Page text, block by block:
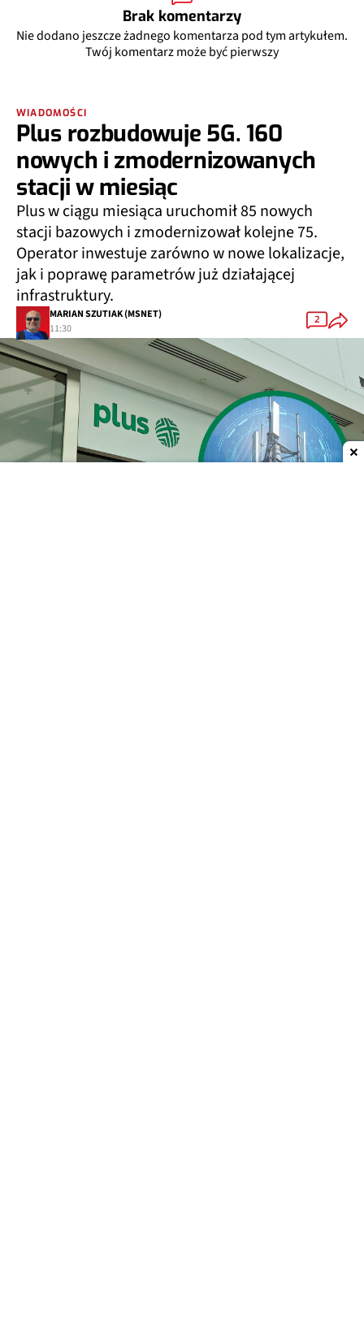
Brak komentarzy
Nie dodano jeszcze żadnego komentarza pod tym artykułem.
Twój komentarz może być pierwszy
WIADOMOŚCI
Plus rozbudowuje 5G. 160
nowych i zmodernizowanych
stacji w miesiąc
Plus w ciągu miesiąca uruchomił 85 nowych
stacji bazowych i zmodernizował kolejne 75.
Operator inwestuje zarówno w nowe lokalizacje,
jak i poprawę parametrów już działającej
infrastruktury.
MARIAN SZUTIAK (MSNET)
11:30
2